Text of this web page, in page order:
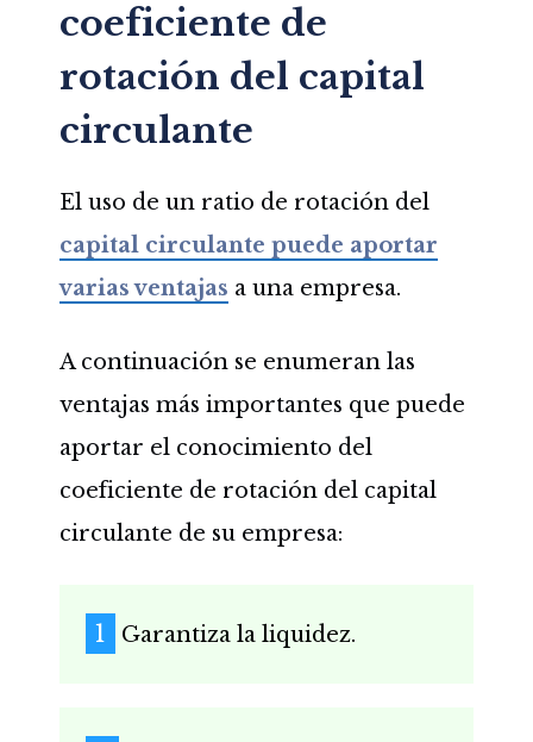
coeficiente de
rotación del capital
circulante
El uso de un ratio de rotación del
capital circulante puede aportar
varias ventajas a una empresa.
A continuación se enumeran las
ventajas más importantes que puede
aportar el conocimiento del
coeficiente de rotación del capital
circulante de su empresa:
Garantiza la liquidez.